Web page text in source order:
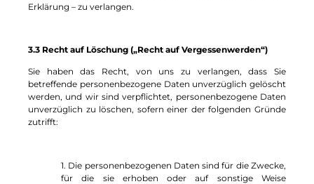
Erklärung – zu verlangen.
3.3 Recht auf Löschung („Recht auf Vergessenwerden“)
Sie haben das Recht, von uns zu verlangen, dass Sie
betreffende personenbezogene Daten unverzüglich gelöscht
werden, und wir sind verpflichtet, personenbezogene Daten
unverzüglich zu löschen, sofern einer der folgenden Gründe
zutrifft:
1. Die personenbezogenen Daten sind für die Zwecke,
für die sie erhoben oder auf sonstige Weise